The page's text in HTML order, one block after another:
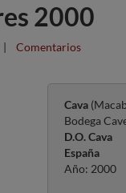
2000
| Comentarios
Cava
Bodega
D.O. Cava
España
Año: 2000